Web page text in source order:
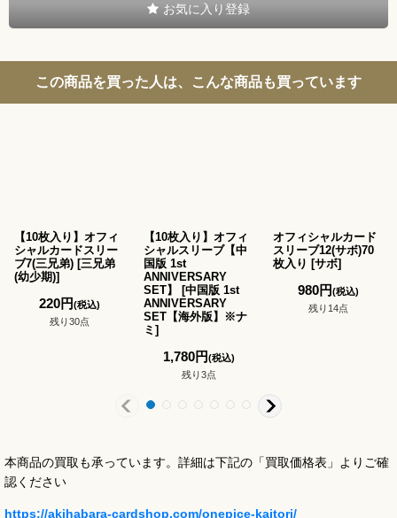
お気に入り登録
この商品を買った人は、こんな商品も買っています
【10枚入り】オフィ
シャルカードスリー
ブ7(三兄弟) [三兄弟
(幼少期)]
220円(税込)
残り30点
【10枚入り】オフィ
シャルスリーブ【中
国版 1st
ANNIVERSARY
SET】
[中国版 1st
ANNIVERSARY
SET【海外版】※ナ
ミ ]
1,780円(税込)
残り3点
オフィシャルカード
スリーブ12(サボ)70
枚入り [サボ]
980円(税込)
残り14点
本商品の買取も承っています。詳細は下記の「買取価格表」よりご確
認ください
https://akihabara-cardshop.com/onepice-kaitori/